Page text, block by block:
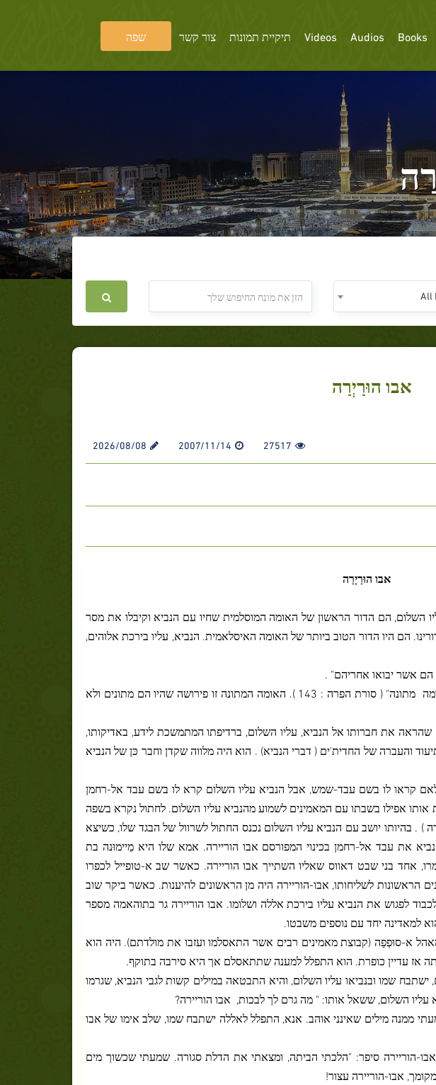
Books
Audios
Videos תיקיית תמונות צור קשר שפה
All
אבו הוּרַיְרַה
27517
2007/11/14
2026/08/08
אבו הוּרַיְרַה
השלום, הם הדור הראשון של האומה המוסלמית שחיו עם הנביא וקיבלו את מסר
הם היו הדור הטוב ביותר של האומה האיסלאמית. הנביא, עליו בירכת אלוהים,
הם אשר יבואו אחריהם" .
מתונה" ( סורת הפרה : 143 ). האומה המתונה זו פירושה שהיו הם מתונים ולא
שהראה את חברותו אל הנביא, עליו השלום, ברדיפתו המתמשכת לידע, באדיקותו,
והעברה של החדית'ים ( דברי הנביא) . הוא היה מלווה שקדן וחבר כּן של הנביא
קראו לו בשם עבד-שמש, אבל הנביא עליו השלום קרא לו בשם עבד אל-רחמן
אותו אפילו בשבתו עם המאמינים לשמוע מהנביא עליו השלום. לחתול נקרא בשפה
בהיותו יושב עם הנביא עליו השלום נכנס החתול לשרוול של הבגד שלו, כשיצא
את עבד אל-רחמן בכינוי המפורסם אבו הוריירה. אמא שלו היא מַיימוּנה בת
אחד בני שבט דאווס שאליו השתייך אבו הוריירה. כאשר שב א-טופייל לכפרו
הראשונות לשליחותו, אבו-הוריירה היה מן הראשונים להיענות. כאשר ביקר שוב
לפגוש את הנביא עליו בירכת אללה ושלומו. אבו הוריירה גר בתוהאמה מספר
למאדינה יחד עם נוספים משבטו.
א-סוּפְפַה (קבוצת מאמינים רבים אשר התאסלמו ועזבו את מולדתם). היה הוא
אז עדיין כופרת. הוא התפלל למענה שתתאסלם אך היא סירבה בתוקף.
שמו ובנביאו עליו השלום, והיא התבטאה במילים קשות לגבי הנביא, שגרמו
עליו השלום, ששאל אותו: " מה גרם לך לבכות, אבו הוריירה?
ממנה מילים שאינני אוהב. אנא, התפלל לאללה ישתבח שמו, שלב אימו של אבו
הוריירה סיפר: "הלכתי הביתה, ומצאתי את הדלת סגורה. שמעתי שכשוך מים
אבו-הוריירה עצור!